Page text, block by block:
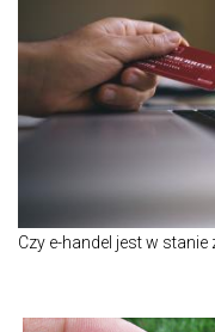
Czy e-handel jest w